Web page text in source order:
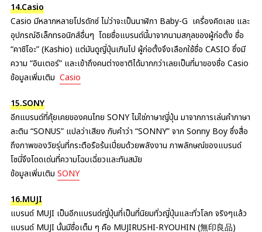
14.Casio
Casio มีหลากหลายโปรดักซ์ ไม่ว่าจะเป็นนาฬิกา Baby-G เครื่องคิดเลข และ
อุปกรณ์อิเล็กทรอนิกส์อื่นๆ โดยชื่อแบรนด์นี้มาจากนามสกุลของผู้ก่อตั้ง ชื่อ
“คาชิโอะ” (Kashio) แต่มันดูญี่ปุ่นเกินไป ผู้ก่อตั้งจึงเลือกใช้ชื่อ CASIO ซึ่งมี
ความ “อินเตอร์” และเข้าถึงคนต่างชาติได้มากกว่าเลยเป็นที่มาของชื่อ Casio
ข้อมูลเพิ่มเติม Casio
15.SONY
อีกแบรนด์ที่คุ้ยเคยของคนไทย SONY ไม่ใช่ภาษาญี่ปุ่น มาจากการเล่นคำภาษา
ละติน “SONUS” แปลว่าเสียง กับคำว่า “SONNY” จาก Sonny Boy ซึ่งสื่อ
ถึงภาพของวัยรุ่นที่กระตือรือร้นเปี่ยมด้วยพลังงาน ภาพลักษณ์ของแบรนด์
โซนี่จึงโดดเด่นที่ความโฉบเฉี่ยวและทันสมัย
ข้อมูลเพิ่มเติม SONY
16.MUJI
แบรนด์ MUJI เป็นอีกแบรนด์ญี่ปุ่นที่เป็นที่นิยมทั่วญี่ปุ่นและทั่วโลก จริงๆแล้ว
แบรนด์ MUJI นั้นมีชื่อเต็ม ๆ คือ MUJIRUSHI-RYOUHIN (無印良品)